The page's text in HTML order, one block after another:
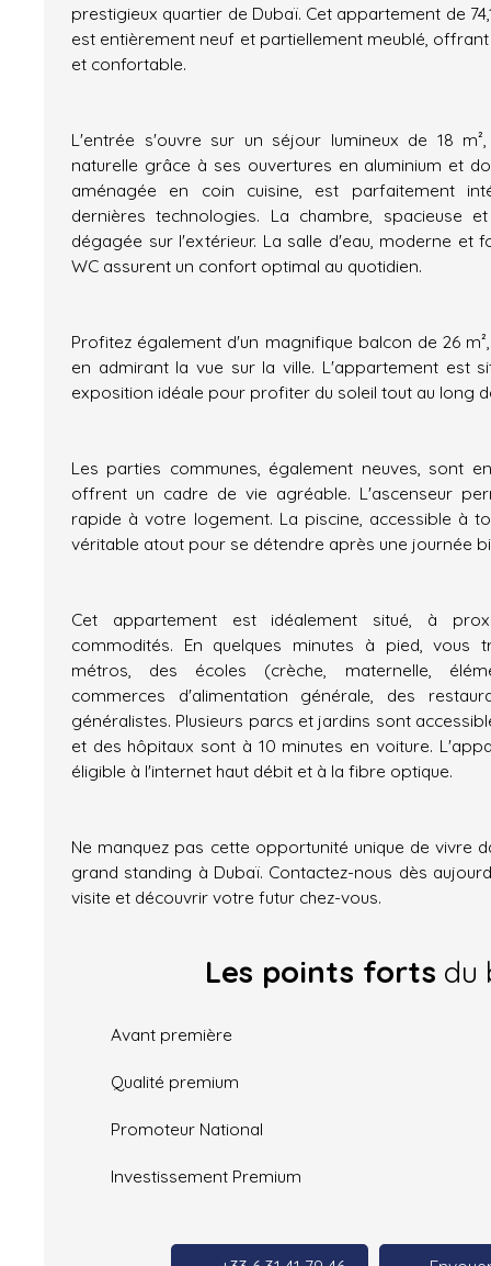
prestigieux quartier de Dubaï. Cet appartement de
est entièrement neuf et partiellement meublé,
et confortable.
L'entrée s'ouvre sur un séjour lumineux de 18
naturelle grâce à ses ouvertures en aluminium et
aménagée en coin cuisine, est parfaitement
dernières technologies. La chambre, spacieuse
dégagée sur l'extérieur. La salle d'eau, moderne et
WC assurent un confort optimal au quotidien.
Profitez également d'un magnifique balcon de 26
en admirant la vue sur la ville. L'appartement est
exposition idéale pour profiter du soleil tout au long
Les parties communes, également neuves, sont
offrent un cadre de vie agréable. L'ascenseur
rapide à votre logement. La piscine, accessible à
véritable atout pour se détendre après une journée
Cet appartement est idéalement situé, à
commodités. En quelques minutes à pied, vous
métros, des écoles (crèche, maternelle,
commerces d'alimentation générale, des
généralistes. Plusieurs parcs et jardins sont
et des hôpitaux sont à 10 minutes en voiture.
éligible à l'internet haut débit et à la fibre optique.
Ne manquez pas cette opportunité unique de vivre
grand standing à Dubaï. Contactez-nous dès
visite et découvrir votre futur chez-vous.
Les points forts du
Avant première
Qualité premium
Promoteur National
Investissement Premium